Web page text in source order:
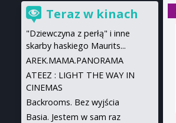
Teraz w kinach
"Dziewczyna z perłą" i inne
skarby haskiego Maurits...
AREK.MAMA.PANORAMA
ATEEZ : LIGHT THE WAY IN
CINEMAS
Backrooms. Bez wyjścia
Basia. Jestem w sam raz